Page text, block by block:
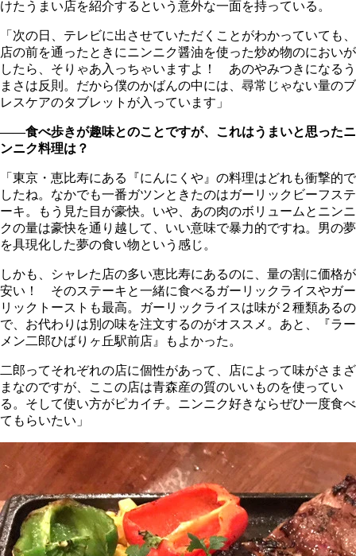
けたうまい店を紹介するという意外な一面を持っている。
「次の日、テレビに出させていただくことがわかっていても、
店の前を通ったときにニンニク醤油を使った炒め物のにおいが
したら、そりゃあ入っちゃいますよ！ あのやみつきになるう
まさは反則。だから僕のかばんの中には、尋常じゃない量のブ
レスケアのタブレットが入っています」
――食べ歩きが趣味とのことですが、これはうまいと思ったニ
ンニク料理は？
「東京・恵比寿にある『にんにくや』の料理はどれも衝撃的で
したね。なかでも一番ガツンときたのはガーリックビーフステ
ーキ。もう見た目が豪快。いや、あの肉のボリュームとニンニ
クの量は豪快を通り越して、いい意味で暴力的ですね。男の夢
を具現化した夢の食い物という感じ。
しかも、シャレた店の多い恵比寿にあるのに、量の割に価格が
安い！ そのステーキと一緒に食べるガーリックライスやガー
リックトーストも最高。ガーリックライスは味が２種類あるの
で、お代わりは別の味を注文するのがオススメ。あと、『ラー
メン二郎ひばりヶ丘駅前店』もよかった。
二郎ってそれぞれの店に個性があって、店によって味がさまざ
まなのですが、ここの店は青森産の質のいいものを使ってい
る。そして使い方がピカイチ。ニンニク好きならぜひ一度食べ
てもらいたい」